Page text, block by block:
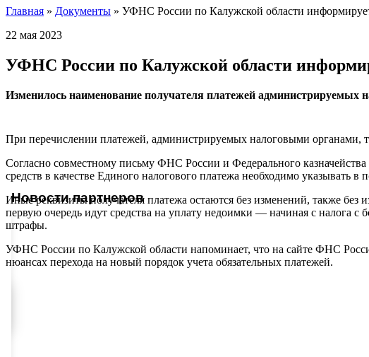
Главная » Документы » УФНС России по Калужской области
22 мая 2023
УФНС России по Калужской области
Изменилось наименование получателя платежей администрируемых
При перечислении платежей, администрируемых налоговыми органами,
Согласно совместному письму ФНС России и Федерального
средств в качестве Единого налогового платежа необходимо указывать
Иные реквизиты получателя платежа остаются без изменений, также
первую очередь идут средства на уплату недоимки — начиная с налога
штрафы.
УФНС России по Калужской области напоминает, что на сайте ФНС
нюансах перехода на новый порядок учета обязательных платежей.
Новости партнеров